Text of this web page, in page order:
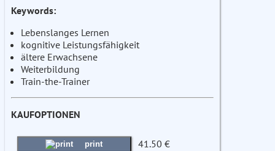
Keywords:
Lebenslanges Lernen
kognitive Leistungsfähigkeit
ältere Erwachsene
Weiterbildung
Train-the-Trainer
KAUFOPTIONEN
print 41.50 €